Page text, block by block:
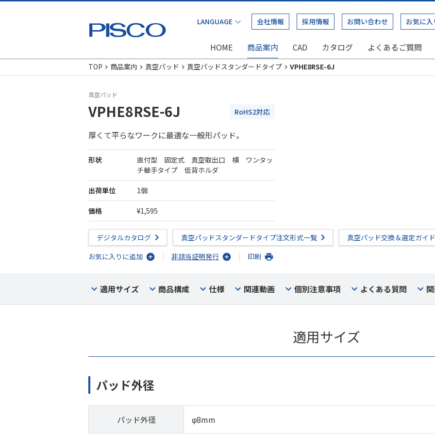
会社情報 採用情報 お問い合わせ お気に入
HOME 商品案内 CAD カタログ よくあるご質問
TOP
商品案内 真空パッド 真空パッドスタンダードタイプ VPHE8RSE-6J
真空パッド
VPHE8RSE-6J RoHS2対応
厚くて平らなワークに最適な一般形パッド。
形状
直付型 固定式 真空取出口 横 ワンタッ
チ継手タイプ 低背ホルダ
出荷単位 1個
価格 ¥1,595
デジタルカタログ 真空パッドスタンダードタイプ注文形式一覧
真空パッド交換＆選定ガイド
お気に入りに追加
非該当証明発行 印刷
適用サイズ 商品構成 仕様 関連動画 個別注意事項 よくある質問
適用サイズ
パッド外径
パッド外径 φ8mm